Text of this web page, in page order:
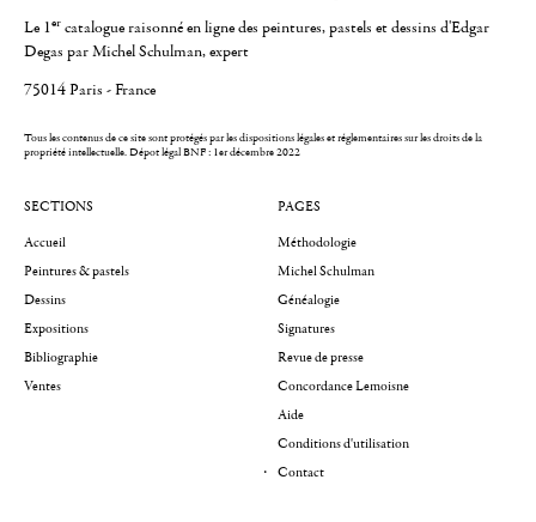
Le 1er catalogue raisonné en ligne des peintures, pastels et dessins d'Edgar
Degas par Michel Schulman, expert
75014 Paris - France
Tous les contenus de ce site sont protégés par les dispositions légales et réglementaires sur les droits de la
propriété intellectuelle.Dépot légal BNF : 1er décembre 2022
SECTIONS
Accueil
Peintures & pastels
Dessins
Expositions
Bibliographie
Ventes
PAGES
Méthodologie
Michel Schulman
Généalogie
Signatures
Revue de presse
Concordance Lemoisne
Aide
Conditions d'utilisation
Contact